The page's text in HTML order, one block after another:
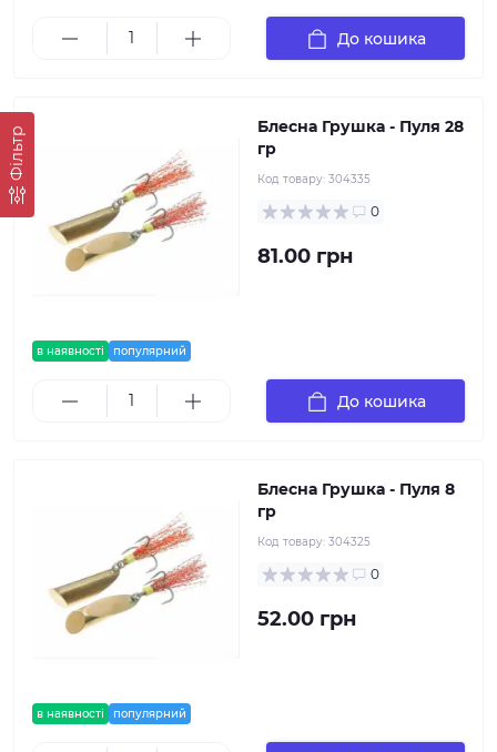
Фільтр
До кошика
в наявності популярний
Блесна Грушка - Пуля 28
гр
Код товару: 304335
0
81.00 грн
До кошика
в наявності популярний
Блесна Грушка - Пуля 8
гр
Код товару: 304325
0
52.00 грн